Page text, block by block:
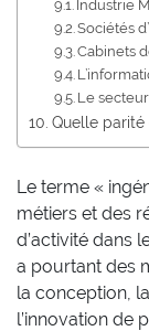
Industrie
Sociétés
Cabinets
Le
Quelle parité
Le terme «
métiers et des
d’activité dans
a pourtant des
la conception,
l’innovation de